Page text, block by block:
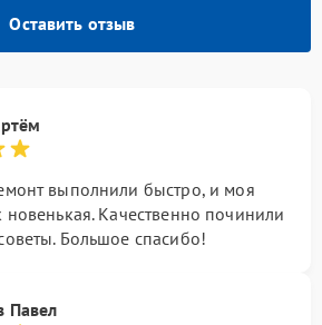
Оставить отзыв
выполнили быстро, и моя
новенькая. Качественно починили
Большое спасибо!
Павел